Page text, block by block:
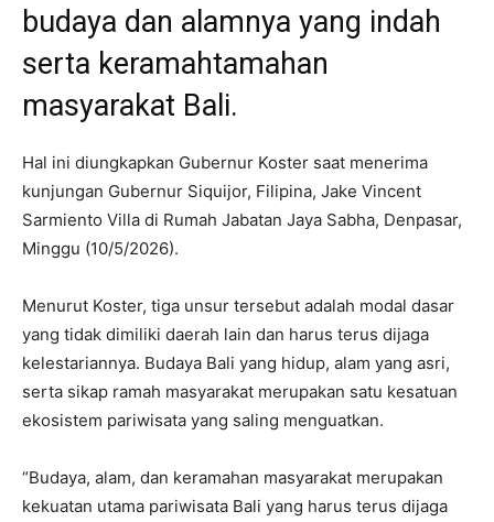
budaya dan alamnya yang indah
serta keramahtamahan
masyarakat Bali.
Hal ini diungkapkan Gubernur Koster saat menerima
kunjungan Gubernur Siquijor, Filipina, Jake Vincent
Sarmiento Villa di Rumah Jabatan Jaya Sabha, Denpasar,
Minggu (10/5/2026).
Menurut Koster, tiga unsur tersebut adalah modal dasar
yang tidak dimiliki daerah lain dan harus terus dijaga
kelestariannya. Budaya Bali yang hidup, alam yang asri,
serta sikap ramah masyarakat merupakan satu kesatuan
ekosistem pariwisata yang saling menguatkan.
“Budaya, alam, dan keramahan masyarakat merupakan
kekuatan utama pariwisata Bali yang harus terus dijaga